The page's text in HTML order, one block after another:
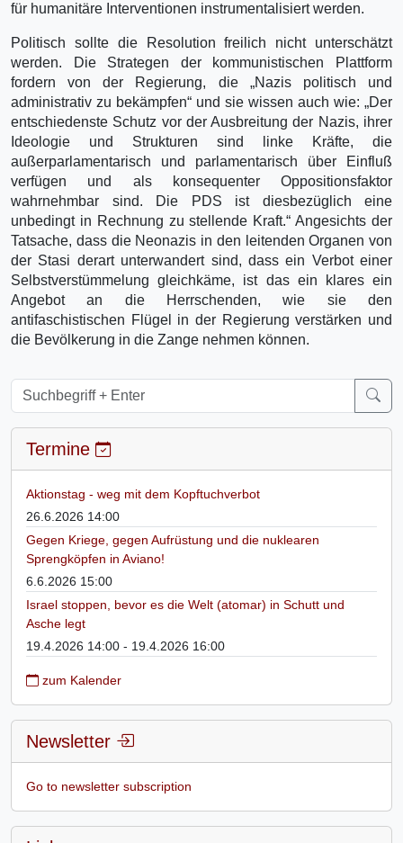
für humanitäre Interventionen instrumentalisiert werden.
Politisch sollte die Resolution freilich nicht unterschätzt
werden. Die Strategen der kommunistischen Plattform
fordern von der Regierung, die „Nazis politisch und
administrativ zu bekämpfen“ und sie wissen auch wie: „Der
entschiedenste Schutz vor der Ausbreitung der Nazis, ihrer
Ideologie und Strukturen sind linke Kräfte, die
außerparlamentarisch und parlamentarisch über Einfluß
verfügen und als konsequenter Oppositionsfaktor
wahrnehmbar sind. Die PDS ist diesbezüglich eine
unbedingt in Rechnung zu stellende Kraft.“ Angesichts der
Tatsache, dass die Neonazis in den leitenden Organen von
der Stasi derart unterwandert sind, dass ein Verbot einer
Selbstverstümmelung gleichkäme, ist das ein klares ein
Angebot an die Herrschenden, wie sie den
antifaschistischen Flügel in der Regierung verstärken und
die Bevölkerung in die Zange nehmen können.
Termine
Aktionstag - weg mit dem Kopftuchverbot
26.6.2026 14:00
Gegen Kriege, gegen Aufrüstung und die nuklearen
Sprengköpfen in Aviano!
6.6.2026 15:00
Israel stoppen, bevor es die Welt (atomar) in Schutt und
Asche legt
19.4.2026 14:00 - 19.4.2026 16:00
zum Kalender
Newsletter
Go to newsletter subscription